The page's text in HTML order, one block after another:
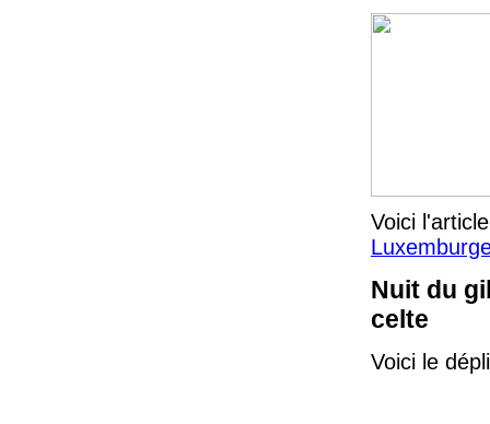
Voici
Nuit du
celte
Voici le